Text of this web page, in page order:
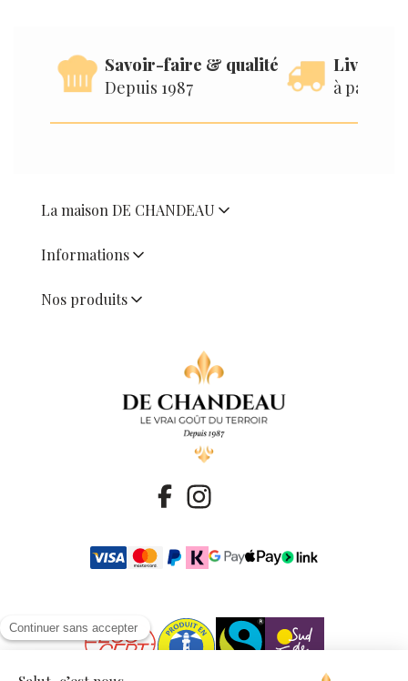
Savoir-faire & qualité
Depuis 1987
à partir
La maison DE CHANDEAU
Informations
Nos produits